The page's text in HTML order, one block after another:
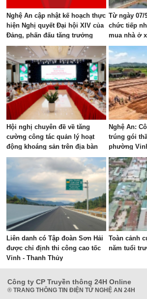
Nghệ An cập nhật kế hoạch thực
hiện Nghị quyết Đại hội XIV của
Đảng, phấn đấu tăng trưởng
GRDP 11–12%/năm
Từ ngày 07/
chức tiếp
mua nhà ở
Mỹ
Hội nghị chuyên đề về tăng
cường công tác quản lý hoạt
động khoáng sản trên địa bàn
tỉnh
Nghệ An:
trúng gói
phường
Liên danh có Tập đoàn Sơn Hải
được chỉ định thi công cao tốc
Vinh - Thanh Thủy
Toàn cảnh
năm tuổi
Công ty CP Truyền thông 24H Online
® TRANG THÔNG TIN ĐIỆN TỬ NGHỆ AN 24H